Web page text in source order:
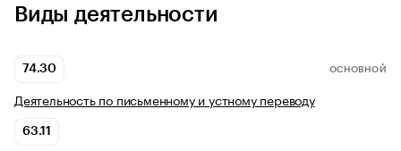
Виды деятельности
74.30 ОСНОВНОЙ
Деятельность по письменному и устному переводу
63.11